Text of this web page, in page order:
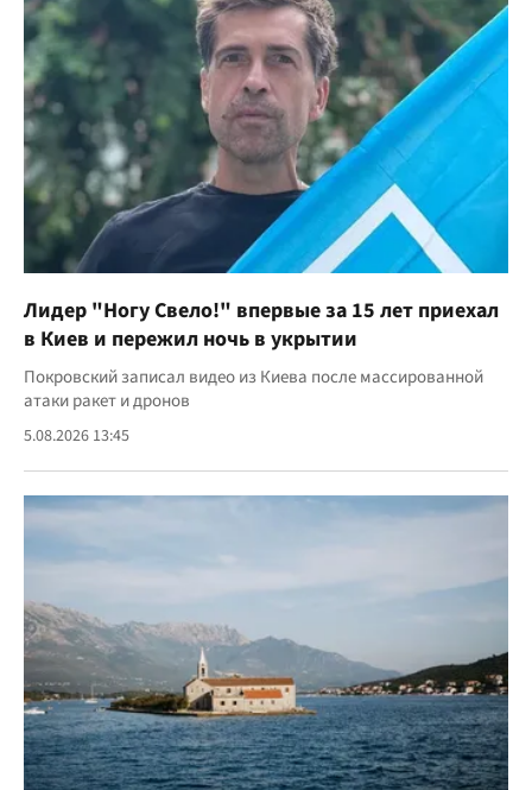
Лидер "Ногу Свело!" впервые за 15 лет приехал
в Киев и пережил ночь в укрытии
Покровский записал видео из Киева после массированной
атаки ракет и дронов
5.08.2026 13:45